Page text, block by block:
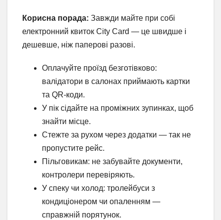
Корисна порада: Завжди майте при собі
електронний квиток City Card — це швидше і
дешевше, ніж паперові разові.
Оплачуйте проїзд безготівково:
валідатори в салонах приймають картки
та QR-коди.
У пік сідайте на проміжних зупинках, щоб
знайти місце.
Стежте за рухом через додатки — так не
пропустите рейс.
Пільговикам: не забувайте документи,
контролери перевіряють.
У спеку чи холод: тролейбуси з
кондиціонером чи опаленням —
справжній порятунок.